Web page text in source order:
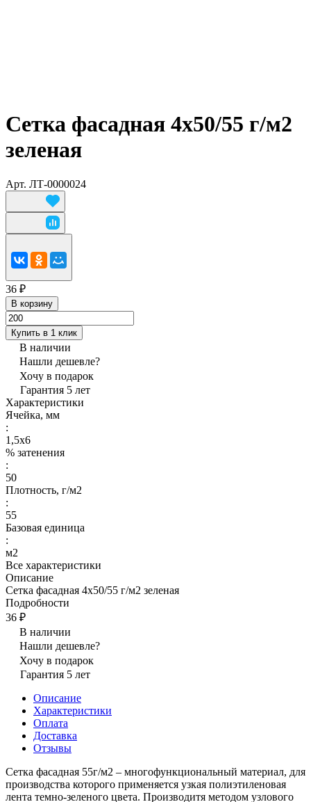
Сетка фасадная 4х50/55 г/м2
зеленая
Арт. ЛТ-0000024
36 ₽
В корзину
Купить в 1 клик
В наличии
Нашли дешевле?
Хочу в подарок
Гарантия 5 лет
Характеристики
Ячейка, мм
:
1,5х6
% затенения
:
50
Плотность, г/м2
:
55
Базовая единица
:
м2
Все характеристики
Описание
Сетка фасадная 4х50/55 г/м2 зеленая
Подробности
36 ₽
В наличии
Нашли дешевле?
Хочу в подарок
Гарантия 5 лет
Описание
Характеристики
Оплата
Доставка
Отзывы
Сетка фасадная 55г/м2 – многофункциональный материал, для
производства которого применяется узкая полиэтиленовая
лента темно-зеленого цвета. Производитя методом узлового